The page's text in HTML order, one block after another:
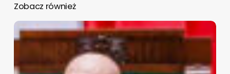
Zobacz również